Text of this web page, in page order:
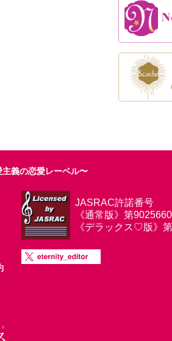
義の恋愛レーベル〜
JASRAC許諾番号
《通常版》第
《デラックス♡版》